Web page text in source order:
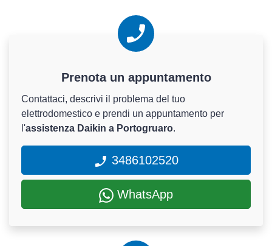
Prenota un appuntamento
Contattaci, descrivi il problema del tuo
elettrodomestico e prendi un appuntamento per
l'assistenza Daikin a Portogruaro.
3486102520
WhatsApp